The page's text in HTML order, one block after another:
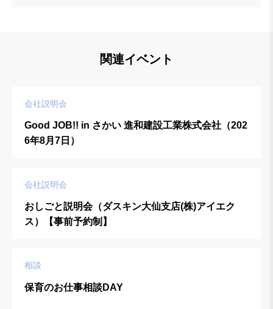
関連イベント
会社説明会
Good JOB!! in さかい 進和建設工業株式会社（202
6年8月7日）
会社説明会
おしごと説明会（ダスキン大仙支店(株)アイエク
ス）【事前予約制】
相談
保育のお仕事相談DAY